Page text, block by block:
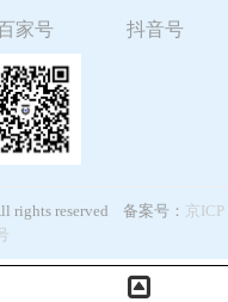
家号 抖音号
rights reserved 备案号： 京ICP